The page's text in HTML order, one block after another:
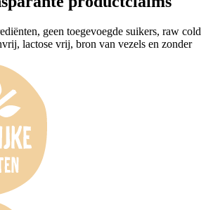
geen toegevoegde suikers, raw cold
lactose vrij, bron van vezels en zonder